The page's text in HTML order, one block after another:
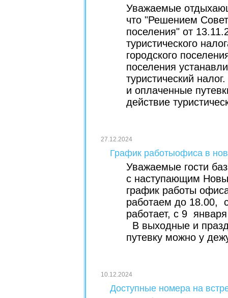
Уважаемые
что "Решением
поселения" от
туристического
городского
поселения
туристический
и оплаченные
действие
27.12.2024
График работыофиса в
Уважаемые гости
с наступающим
график работы
работаем до 18.00,
работает, с 9
В выходные и
путевку можно у
10.12.2024
Доступные номера на